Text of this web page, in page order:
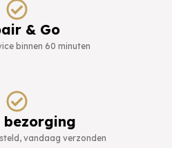
& Go
binnen 60 minuten
bezorging
vandaag verzonden